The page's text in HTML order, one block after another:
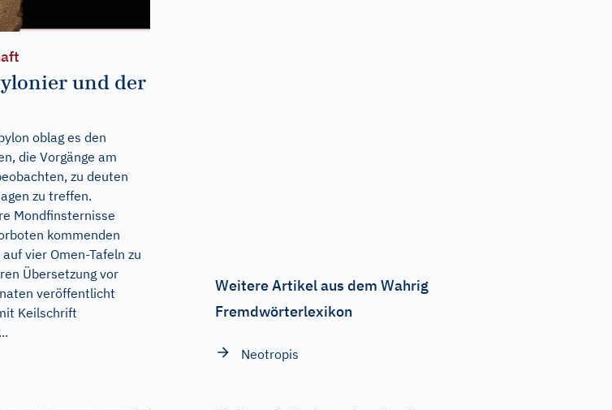
und der
oblag es den
die Vorgänge am
zu deuten
zu treffen.
Mondfinsternisse
kommenden
vier Omen-Tafeln zu
Übersetzung vor
veröffentlicht
Keilschrift
Weitere Artikel aus dem Wahrig
Fremdwörterlexikon
Neotropis